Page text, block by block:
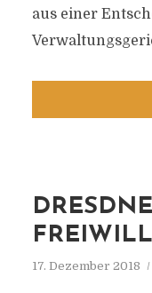
aus einer
17. Dezember 2018